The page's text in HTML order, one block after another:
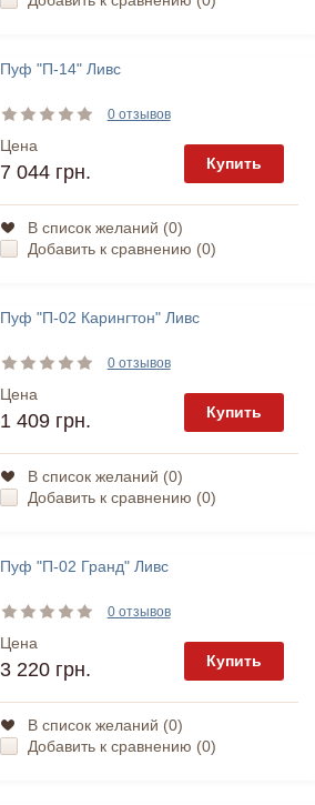
Пуф "П-14" Ливс
0 отзывов
Цена
7 044 грн. Купить
В список желаний (0)
Добавить к сравнению (0)
Пуф "П-02 Карингтон" Ливс
0 отзывов
Цена
1 409 грн. Купить
В список желаний (0)
Добавить к сравнению (0)
Пуф "П-02 Гранд" Ливс
0 отзывов
Цена
3 220 грн. Купить
В список желаний (0)
Добавить к сравнению (0)